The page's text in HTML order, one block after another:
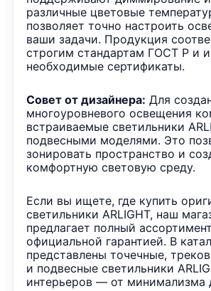
различные цветовые
позволяет точно настроить
ваши задачи. Продукция
строгим стандартам ГОСТ Р и
необходимые сертификаты.
Совет от дизайнера: Для
многоуровневого освещения
встраиваемые светильники
подвесными моделями. Это
зонировать пространство и
комфортную световую среду.
Если вы ищете, где купить
светильники ARLIGHT, наш
предлагает полный
официальной гарантией. В
представлены точечные,
и подвесные светильники
интерьеров — от минимализма